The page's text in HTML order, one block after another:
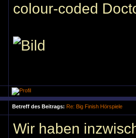
colour-coded
Betreff des Beitrags: Re: Big Finish Hörspiele
Wir haben